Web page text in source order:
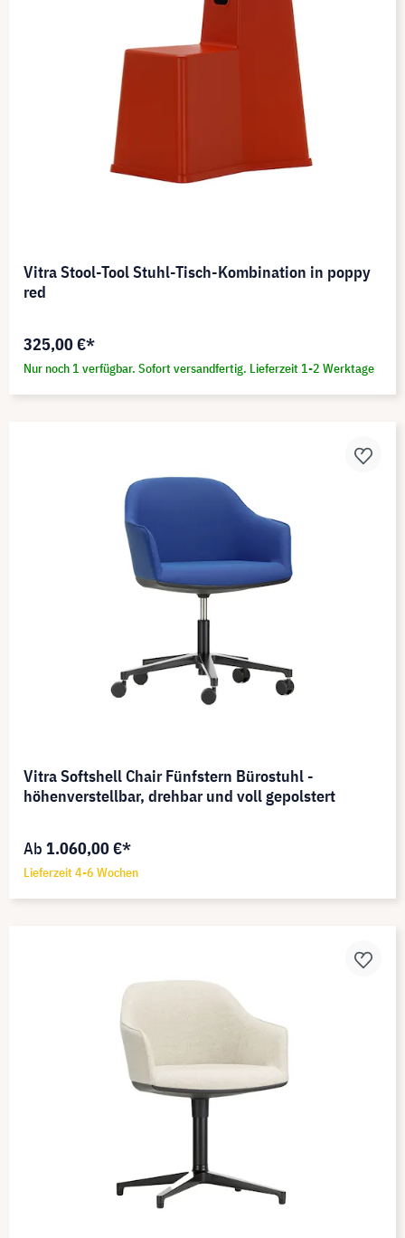
Vitra Stool-Tool Stuhl-Tisch-Kombination in poppy
red
325,00 €*
Nur noch 1 verfügbar. Sofort versandfertig. Lieferzeit 1-2 Werktage
Vitra Softshell Chair Fünfstern Bürostuhl -
höhenverstellbar, drehbar und voll gepolstert
Ab 1.060,00 €*
Lieferzeit 4-6 Wochen